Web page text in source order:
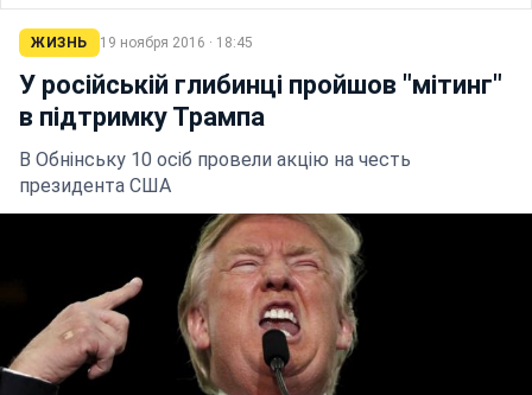
ЖИЗНЬ 19 ноября 2016 · 18:45
У російській глибинці пройшов "мітинг"
в підтримку Трампа
В Обнінську 10 осіб провели акцію на честь
президента США